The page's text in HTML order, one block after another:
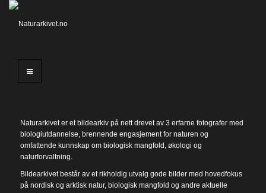
Naturarkivet er et bildearkiv på nett drevet av 3 erfarne fotografer med
biologiutdannelse, brennende engasjement for naturen og
omfattende kunnskap om biologisk mangfold, økologi og
naturforvaltning.
Bildearkivet består av et rikholdig utvalg gode bilder med hovedfokus
på nordisk og arktisk natur, biologisk mangfold og andre aktuelle